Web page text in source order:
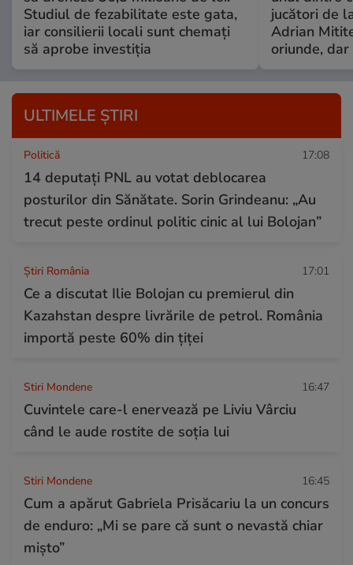
Studiul de fezabilitate este gata,
iar consilierii locali sunt chemați
să aprobe investiția
jucători de
Adrian
oriunde, dar
ULTIMELE ȘTIRI
Politică 17:08
14 deputaţi PNL au votat deblocarea
posturilor din Sănătate. Sorin Grindeanu: „Au
trecut peste ordinul politic cinic al lui Bolojan”
Știri România 17:01
Ce a discutat Ilie Bolojan cu premierul din
Kazahstan despre livrările de petrol. România
importă peste 60% din țiței
Stiri Mondene 16:47
Cuvintele care-l enervează pe Liviu Vârciu
când le aude rostite de soția lui
Stiri Mondene 16:45
Cum a apărut Gabriela Prisăcariu la un concurs
de enduro: „Mi se pare că sunt o nevastă chiar
mișto”